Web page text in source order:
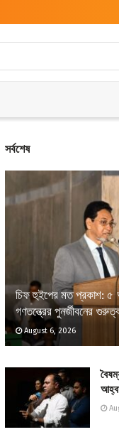
সর্বশেষ
চিফ হুইপের মত প্রকাশ:
গণতন্ত্রের পুনর্জীবনের
August 6, 2026